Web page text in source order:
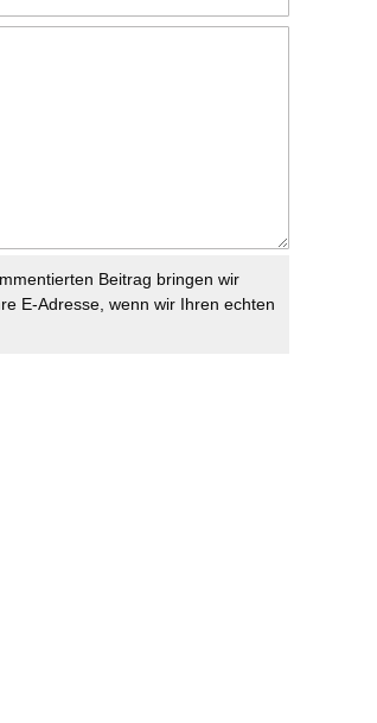
Beitrag bringen wir
E-Adresse, wenn wir Ihren echten